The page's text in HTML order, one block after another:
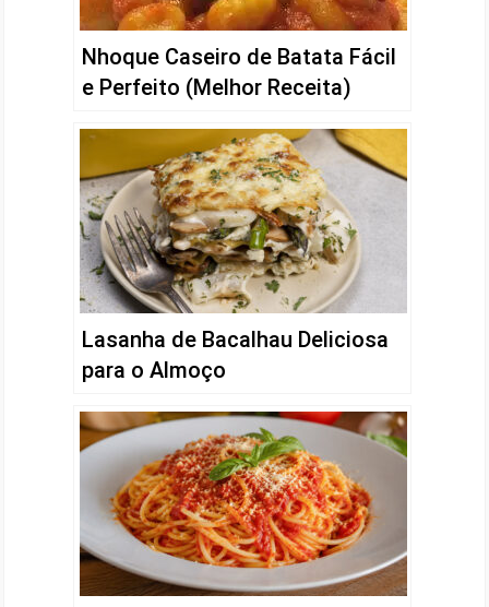
Nhoque Caseiro de Batata Fácil
e Perfeito (Melhor Receita)
Lasanha de Bacalhau Deliciosa
para o Almoço